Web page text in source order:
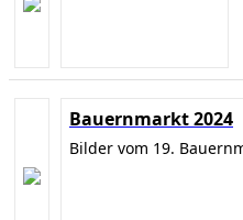
Bauernmarkt 2024
Bilder vom 19.